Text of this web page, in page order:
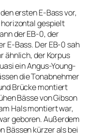
ersten E-Bass vor,
gespielt
der EB-0, der
E-Bass. Der EB-0 sah
ähnlich, der Korpus
ein Angus-Young-
die Tonabnehmer
Brücke montiert
Bässe von Gibson
Hals montiert war,
geboren. Außerdem
Bässen kürzer als bei